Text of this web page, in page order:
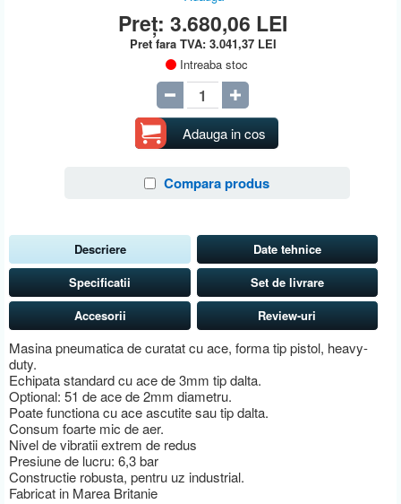
Preț:3.680,06 LEI
Pret fara TVA: 3.041,37 LEI
Intreaba stoc
Adauga in cos
Compara produs
Descriere
Masina pneumatica de curatat cu ace, forma tip pistol, heavy-
duty.
Echipata standard cu ace de 3mm tip dalta.
Optional: 51 de ace de 2mm diametru.
Poate functiona cu ace ascutite sau tip dalta.
Consum foarte mic de aer.
Nivel de vibratii extrem de redus
Presiune de lucru: 6,3 bar
Constructie robusta, pentru uz industrial.
Fabricat in Marea Britanie
Date tehnice
Specificatii
Set de livrare
Accesorii
Review-uri